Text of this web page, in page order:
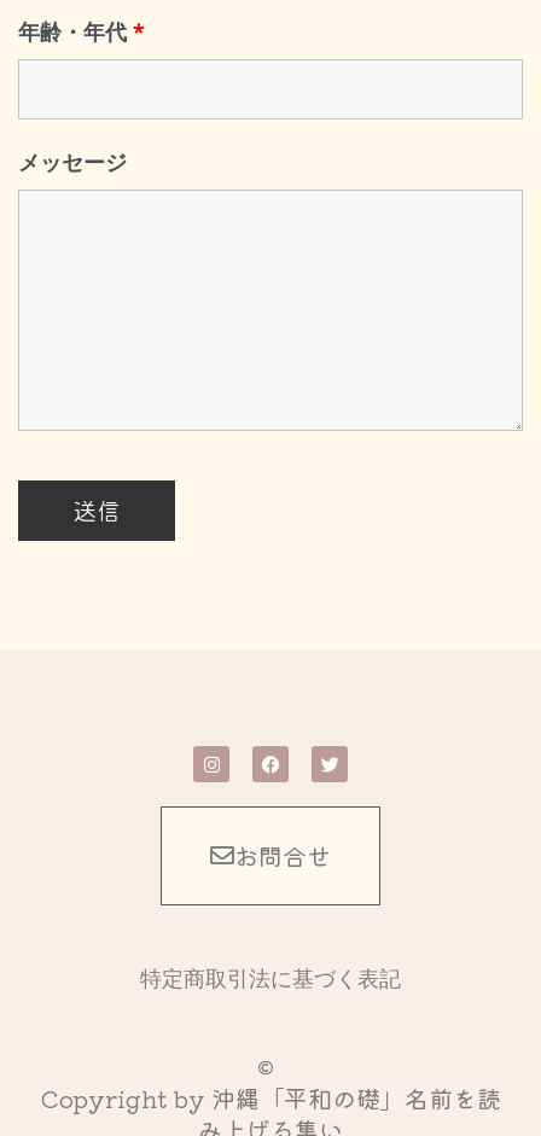
年齢・年代 *
メッセージ
I
n
s
t
g
r
m
F
a
c
e
o
o
-
T
w
i
t
r
お問合せ
特定商取引法に基づく表記
Copyright by 沖縄「平和の礎」名前を読